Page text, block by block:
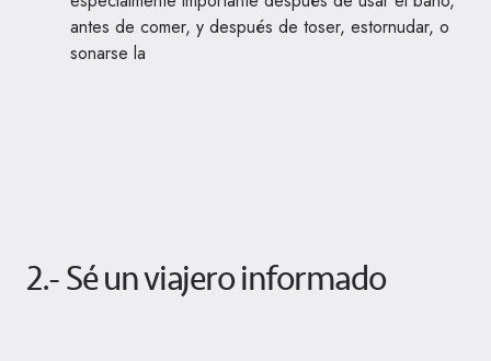
antes de comer, y después de toser, estornudar, o
sonarse la
2.- Sé un viajero informado